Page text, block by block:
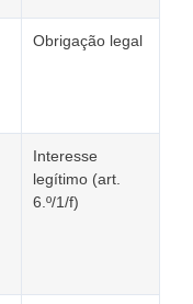
Obrigação legal
Interesse
legítimo (art.
6.º/1/f)